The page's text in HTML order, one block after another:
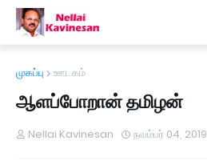
முகப்பு ஊடகம்
ஆளப்போறான் தமிழன்
Nellai Kavinesan நவம்பர் 04, 2019